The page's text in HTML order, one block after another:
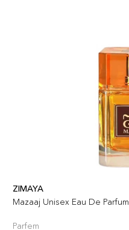
ZIMAYA
Mazaaj Unisex Eau De Parfum
Parfem